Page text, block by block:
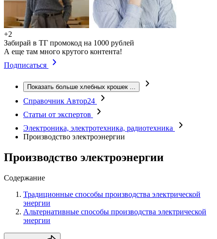
+2
Забирай в ТГ промокод на 1000 рублей
А еще там много крутого контента!
Подписаться
Показать больше хлебных крошек ...
Справочник Автор24
Статьи от экспертов
Электроника, электротехника, радиотехника
Производство электроэнергии
Производство электроэнергии
Содержание
Традиционные способы производства электрической
энергии
Альтернативные способы производства электрической
энергии